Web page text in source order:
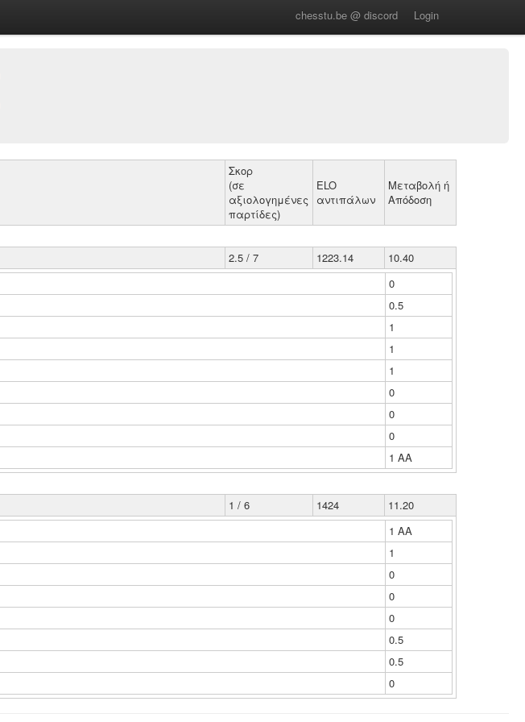
chesstu.be @ discord Login
Σκορ
(σε
αξιολογημένες
παρτίδες)
ELO
αντιπάλων
Μεταβολή ή
Απόδοση
2.5 / 7 1223.14
10.40
0
0.5
1
1
1
0
0
0
1 ΑΑ
1 / 6 1424
11.20
1 ΑΑ
1
0
0
0
0.5
0.5
0